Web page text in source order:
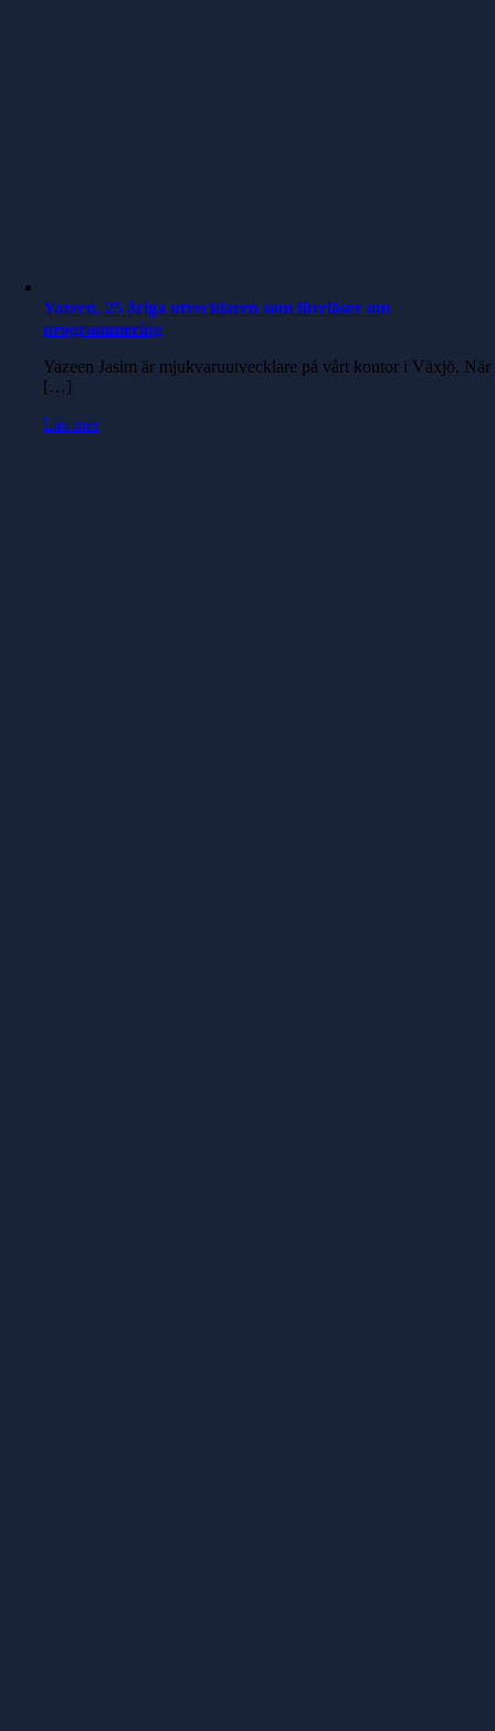
Yazeen, 25 åriga utvecklaren som föreläser om
programmering
Yazeen Jasim är mjukvaruutvecklare på vårt kontor i Växjö. När
[…]
Läs mer